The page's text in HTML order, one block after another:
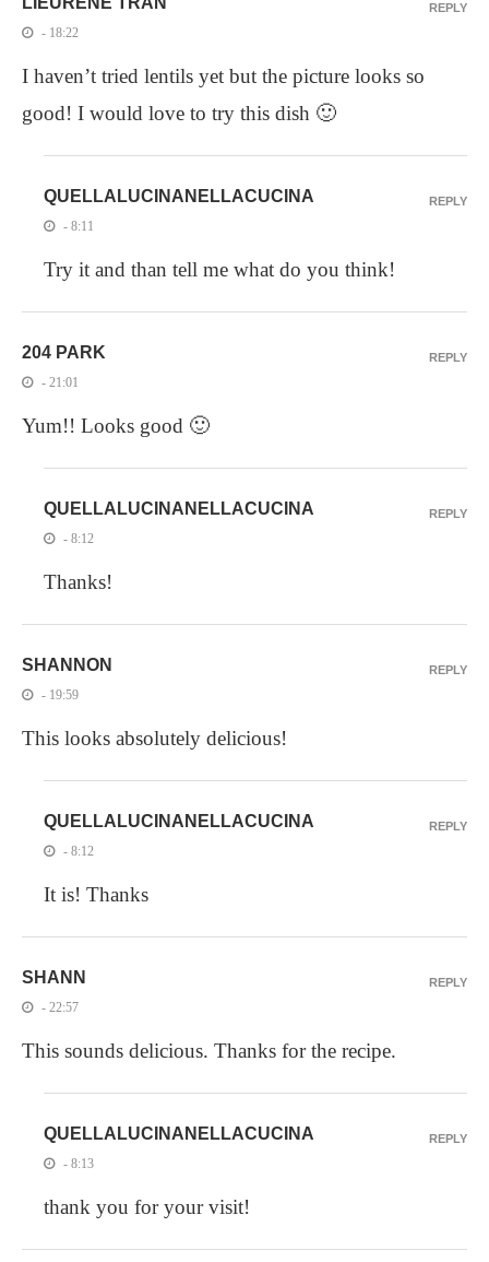
- 18:22
I haven’t tried lentils yet but the picture looks so
good! I would love to try this dish 🙂
REPLY
QUELLALUCINANELLACUCINA
- 8:11
Try it and than tell me what do you think!
REPLY
204 PARK
- 21:01
Yum!! Looks good 🙂
REPLY
QUELLALUCINANELLACUCINA
- 8:12
Thanks!
REPLY
SHANNON
- 19:59
This looks absolutely delicious!
REPLY
QUELLALUCINANELLACUCINA
- 8:12
It is! Thanks
REPLY
SHANN
- 22:57
This sounds delicious. Thanks for the recipe.
REPLY
QUELLALUCINANELLACUCINA
- 8:13
thank you for your visit!
REPLY